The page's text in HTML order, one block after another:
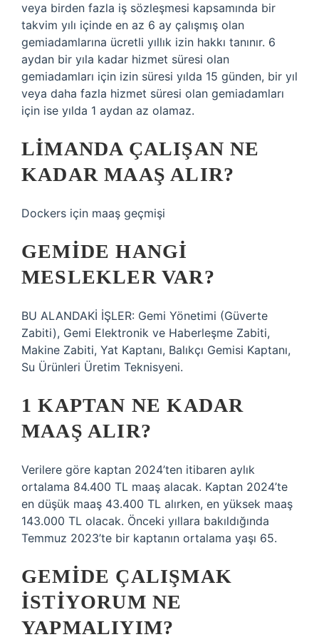
veya birden fazla iş sözleşmesi kapsamında bir
takvim yılı içinde en az 6 ay çalışmış olan
gemiadamlarına ücretli yıllık izin hakkı tanınır. 6
aydan bir yıla kadar hizmet süresi olan
gemiadamları için izin süresi yılda 15 günden, bir yıl
veya daha fazla hizmet süresi olan gemiadamları
için ise yılda 1 aydan az olamaz.
LIMANDA ÇALIŞAN NE
KADAR MAAŞ ALIR?
Dockers için maaş geçmişi
GEMIDE HANGI
MESLEKLER VAR?
BU ALANDAKİ İŞLER: Gemi Yönetimi (Güverte
Zabiti), Gemi Elektronik ve Haberleşme Zabiti,
Makine Zabiti, Yat Kaptanı, Balıkçı Gemisi Kaptanı,
Su Ürünleri Üretim Teknisyeni.
1 KAPTAN NE KADAR
MAAŞ ALIR?
Verilere göre kaptan 2024’ten itibaren aylık
ortalama 84.400 TL maaş alacak. Kaptan 2024’te
en düşük maaş 43.400 TL alırken, en yüksek maaş
143.000 TL olacak. Önceki yıllara bakıldığında
Temmuz 2023’te bir kaptanın ortalama yaşı 65.
GEMIDE ÇALIŞMAK
ISTIYORUM NE
YAPMALIYIM?